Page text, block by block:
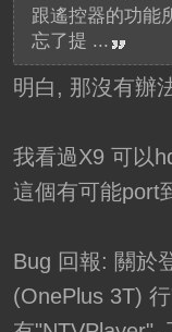
跟遙控器的功能
忘了提 ...
明白, 那沒有辦
我看過X9 可以
這個有可能port
Bug 回報: 關於
(OnePlus 3T)